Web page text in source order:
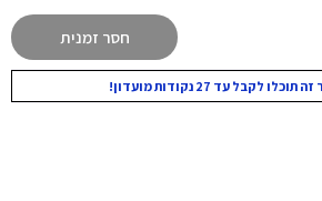
חסר זמנית
לקבל עד 27 נקודות מועדון!